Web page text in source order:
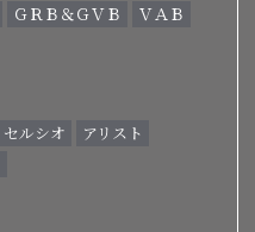
ＧＲＢ＆ＧＶＢ
ＶＡＢ
セルシオ
アリスト